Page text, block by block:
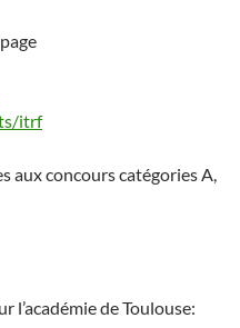
itrf
aux concours catégories A,
l’académie de Toulouse: